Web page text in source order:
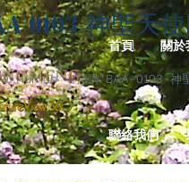
首頁 關
聯絡我們
0103-神聖天
Human *預購*BAA-0103-神